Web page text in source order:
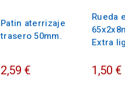
Patin aterrizaje
trasero 50mm.
2,59 €
Rueda
Extra
1,50 €